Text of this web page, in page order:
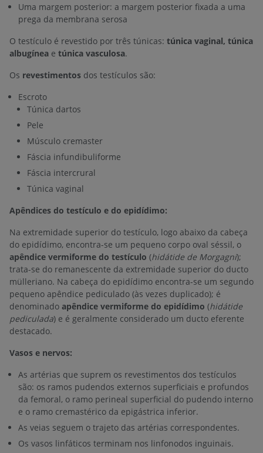
Uma margem posterior: a margem posterior fixada a uma
prega da membrana serosa
O testículo é revestido por três túnicas: túnica vaginal, túnica
albugínea e túnica vasculosa.
Os revestimentos dos testículos são:
Escroto
Túnica dartos
Pele
Músculo cremaster
Fáscia infundibuliforme
Fáscia intercrural
Túnica vaginal
Apêndices do testículo e do epidídimo:
Na extremidade superior do testículo, logo abaixo da cabeça
do epidídimo, encontra-se um pequeno corpo oval séssil, o
apêndice vermiforme do testículo (hidátide de Morgagni);
trata-se do remanescente da extremidade superior do ducto
mülleriano. Na cabeça do epidídimo encontra-se um segundo
pequeno apêndice pediculado (às vezes duplicado); é
denominado apêndice vermiforme do epidídimo (hidátide
pediculada) e é geralmente considerado um ducto eferente
destacado.
Vasos e nervos:
As artérias que suprem os revestimentos dos testículos
são: os ramos pudendos externos superficiais e profundos
da femoral, o ramo perineal superficial do pudendo interno
e o ramo cremastérico da epigástrica inferior.
As veias seguem o trajeto das artérias correspondentes.
Os vasos linfáticos terminam nos linfonodos inguinais.